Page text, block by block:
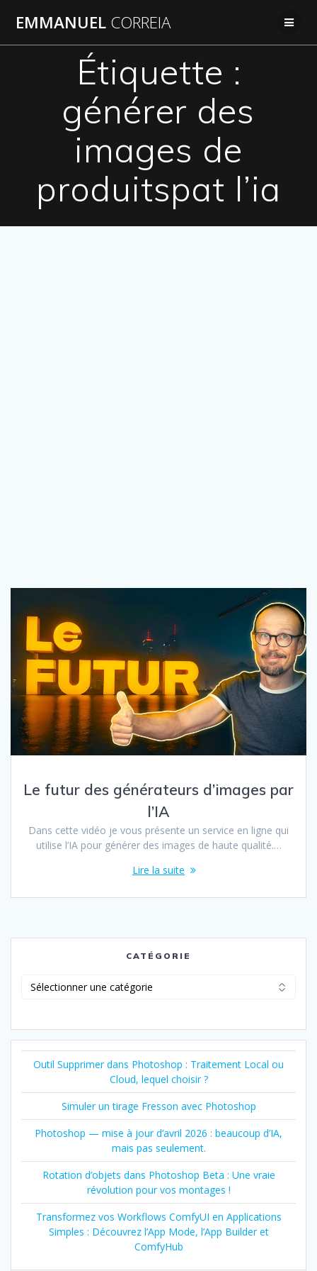
au
EMMANUEL CORREIA
Étiquette :
générer des
images de
produitspat l’ia
Le futur des générateurs d’images par
l’IA
Dans cette vidéo je vous présente un service en ligne qui
utilise l’IA pour générer des images de haute qualité.…
Lire la suite
CATÉGORIE
Outil Supprimer dans Photoshop : Traitement Local ou
Cloud, lequel choisir ?
Simuler un tirage Fresson avec Photoshop
Photoshop — mise à jour d’avril 2026 : beaucoup d’IA,
mais pas seulement.
Rotation d’objets dans Photoshop Beta : Une vraie
révolution pour vos montages !
Transformez vos Workflows ComfyUI en Applications
Simples : Découvrez l’App Mode, l’App Builder et
ComfyHub